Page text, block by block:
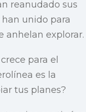
reanudado sus
unido para
anhelan explorar.
para el
es la
tus planes?